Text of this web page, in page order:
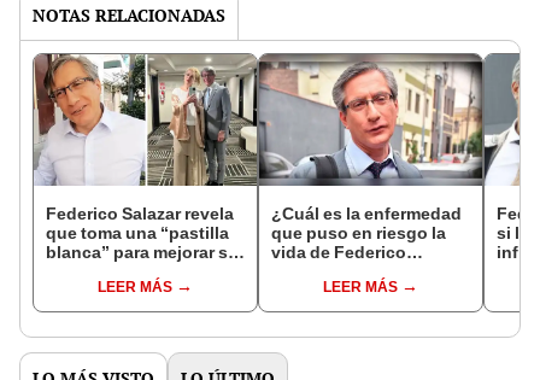
NOTAS RELACIONADAS
Federico Salazar revela
que toma una “pastilla
blanca” para mejorar su
LEER MÁS
¿Cuál es la enfermedad
que puso en riesgo la
vida de Federico
LEER MÁS
si le